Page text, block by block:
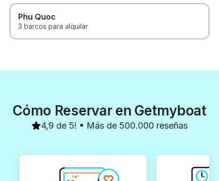
Phu Quoc
3 barcos para alquilar
Cómo Reservar en Getmyboat
4,9 de 5! • Más de 500.000 reseñas